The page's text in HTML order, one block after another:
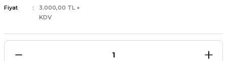
Fiyat
3.000,00 TL +
KDV